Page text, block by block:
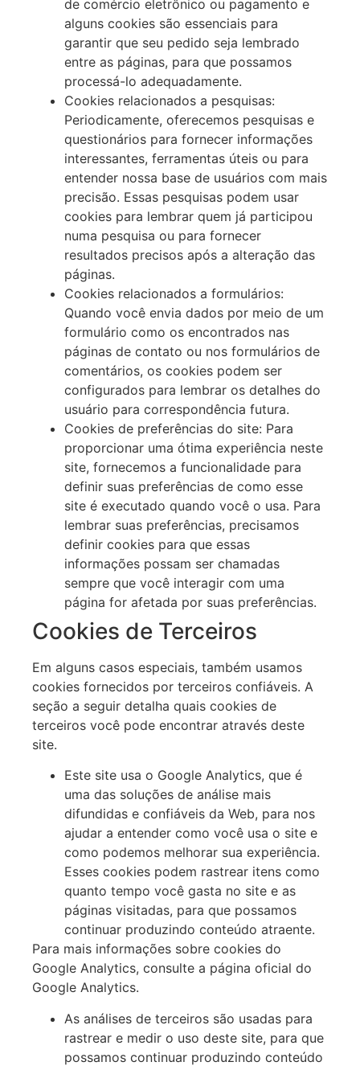
de comércio eletrônico ou pagamento e
alguns cookies são essenciais para
garantir que seu pedido seja lembrado
entre as páginas, para que possamos
processá-lo adequadamente.
Cookies relacionados a pesquisas:
Periodicamente, oferecemos pesquisas e
questionários para fornecer informações
interessantes, ferramentas úteis ou para
entender nossa base de usuários com mais
precisão. Essas pesquisas podem usar
cookies para lembrar quem já participou
numa pesquisa ou para fornecer
resultados precisos após a alteração das
páginas.
Cookies relacionados a formulários:
Quando você envia dados por meio de um
formulário como os encontrados nas
páginas de contato ou nos formulários de
comentários, os cookies podem ser
configurados para lembrar os detalhes do
usuário para correspondência futura.
Cookies de preferências do site: Para
proporcionar uma ótima experiência neste
site, fornecemos a funcionalidade para
definir suas preferências de como esse
site é executado quando você o usa. Para
lembrar suas preferências, precisamos
definir cookies para que essas
informações possam ser chamadas
sempre que você interagir com uma
página for afetada por suas preferências.
Cookies de Terceiros
Em alguns casos especiais, também usamos
cookies fornecidos por terceiros confiáveis. A
seção a seguir detalha quais cookies de
terceiros você pode encontrar através deste
site.
Este site usa o Google Analytics, que é
uma das soluções de análise mais
difundidas e confiáveis da Web, para nos
ajudar a entender como você usa o site e
como podemos melhorar sua experiência.
Esses cookies podem rastrear itens como
quanto tempo você gasta no site e as
páginas visitadas, para que possamos
continuar produzindo conteúdo atraente.
Para mais informações sobre cookies do
Google Analytics, consulte a página oficial do
Google Analytics.
As análises de terceiros são usadas para
rastrear e medir o uso deste site, para que
possamos continuar produzindo conteúdo